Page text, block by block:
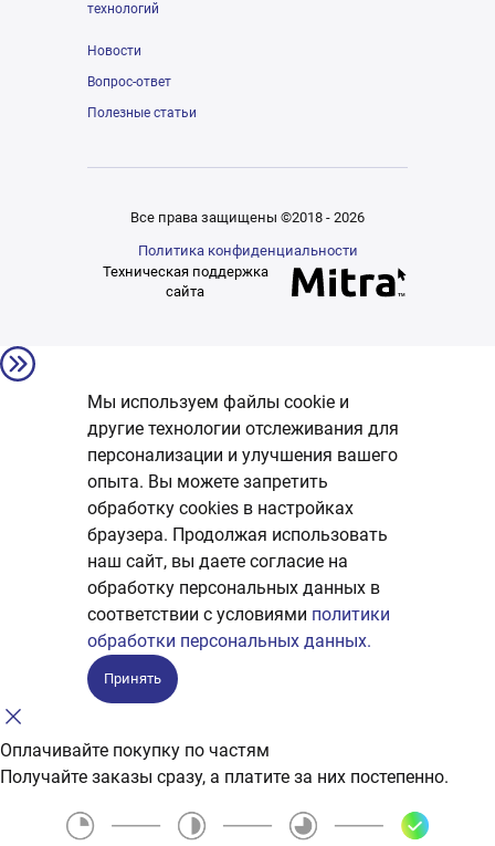
технологий
Новости
Вопрос-ответ
Полезные статьи
Все права защищены ©2018 - 2026
Политика конфиденциальности
Техническая поддержка
сайта
Мы используем файлы cookie и
другие технологии отслеживания для
персонализации и улучшения вашего
опыта. Вы можете запретить
обработку сookies в настройках
браузера. Продолжая использовать
наш сайт, вы даете согласие на
обработку персональных данных в
соответствии с условиями политики
обработки персональных данных.
Принять
Оплачивайте покупку по частям
Получайте заказы сразу, а платите за них постепенно.